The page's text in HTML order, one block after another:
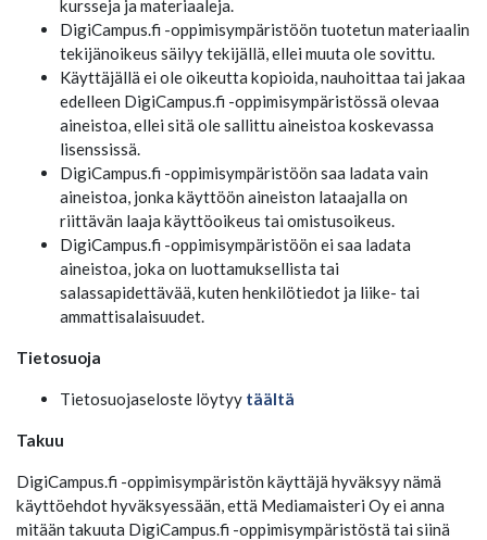
kursseja ja materiaaleja.
DigiCampus.fi -oppimisympäristöön tuotetun materiaalin
tekijänoikeus säilyy tekijällä, ellei muuta ole sovittu.
Käyttäjällä ei ole oikeutta kopioida, nauhoittaa tai jakaa
edelleen DigiCampus.fi -oppimisympäristössä olevaa
aineistoa, ellei sitä ole sallittu aineistoa koskevassa
lisenssissä.
DigiCampus.fi -oppimisympäristöön saa ladata vain
aineistoa, jonka käyttöön aineiston lataajalla on
riittävän laaja käyttöoikeus tai omistusoikeus.
DigiCampus.fi -oppimisympäristöön ei saa ladata
aineistoa, joka on luottamuksellista tai
salassapidettävää, kuten henkilötiedot ja liike- tai
ammattisalaisuudet.
Tietosuoja
Tietosuojaseloste löytyy täältä
Takuu
DigiCampus.fi -oppimisympäristön käyttäjä hyväksyy nämä
käyttöehdot hyväksyessään, että Mediamaisteri Oy ei anna
mitään takuuta DigiCampus.fi -oppimisympäristöstä tai siinä